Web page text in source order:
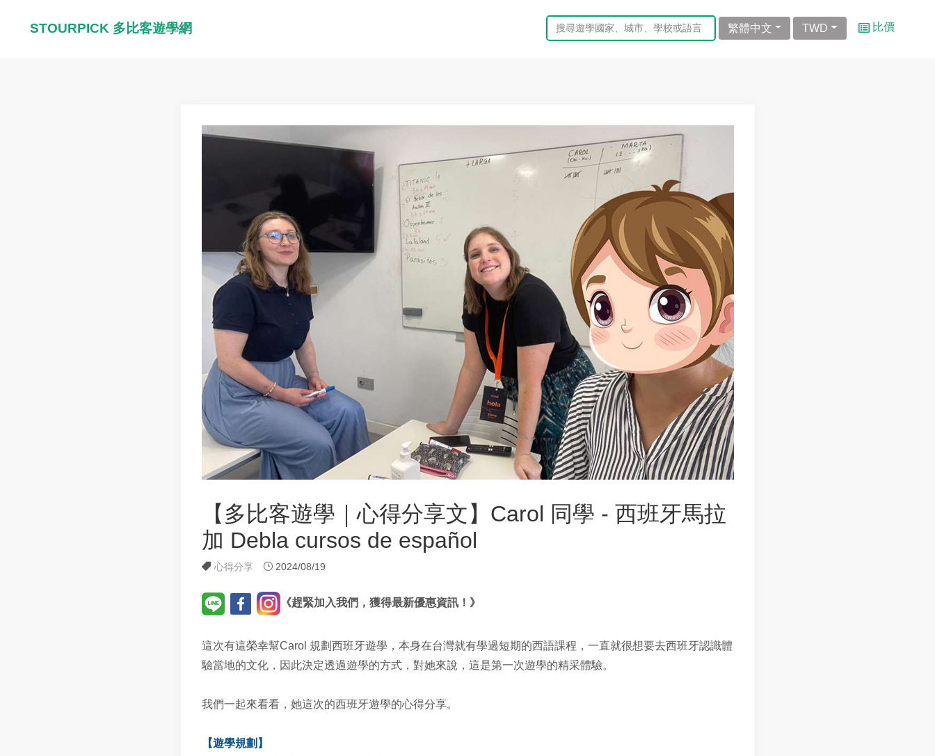
【多比客遊學｜心得分享文】Carol 同學 - 西班牙馬拉
加 Debla cursos de español
心得分享 2024/08/19
《趕緊加入我們，獲得最新優惠資訊！》
這次有這榮幸幫Carol 規劃西班牙遊學，本身在台灣就有學過短期的西語課程，一直就很想要去西班牙認識體
驗當地的文化，因此決定透過遊學的方式，對她來說，這是第一次遊學的精采體驗。
我們一起來看看，她這次的西班牙遊學的心得分享。
【遊學規劃】
STOURPICK 多比客遊學網 繁體中文 TWD 比價